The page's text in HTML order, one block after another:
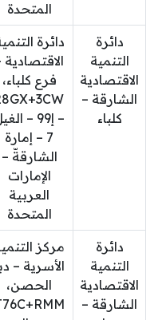
المتحدة
دائرة
التنمية
الاقتصادية
الشارقة –
كلباء
دائرة
الاقتصادية
فرع كلباء،
– إ99 –
7 – إمارة
الشارقةّ –
الإمارات
العربية
المتحدة
دائرة
التنمية
الاقتصادية
الشارقة –
مركز
الأسرية –
الحصن،